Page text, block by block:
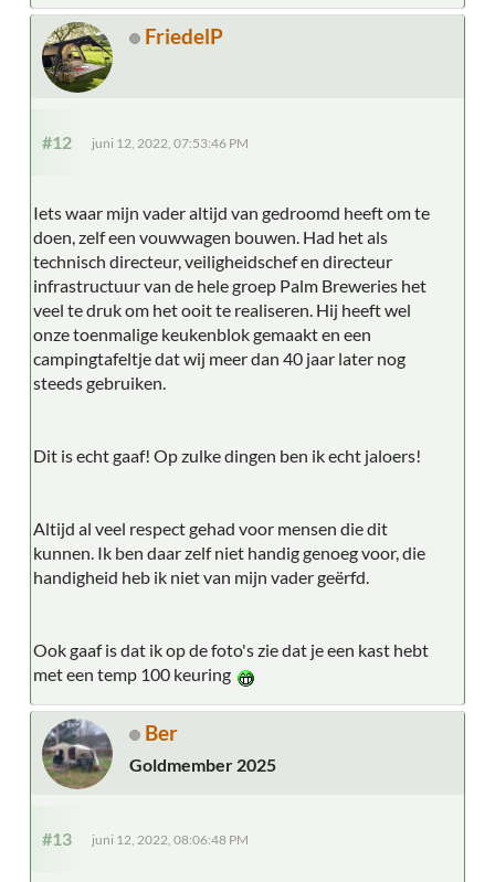
FriedelP
#12 juni 12, 2022, 07:53:46 PM
Iets waar mijn vader altijd van gedroomd heeft om te
doen, zelf een vouwwagen bouwen. Had het als
technisch directeur, veiligheidschef en directeur
infrastructuur van de hele groep Palm Breweries het
veel te druk om het ooit te realiseren. Hij heeft wel
onze toenmalige keukenblok gemaakt en een
campingtafeltje dat wij meer dan 40 jaar later nog
steeds gebruiken.
Dit is echt gaaf! Op zulke dingen ben ik echt jaloers!
Altijd al veel respect gehad voor mensen die dit
kunnen. Ik ben daar zelf niet handig genoeg voor, die
handigheid heb ik niet van mijn vader geërfd.
Ook gaaf is dat ik op de foto's zie dat je een kast hebt
met een temp 100 keuring
Ber
Goldmember 2025
#13 juni 12, 2022, 08:06:48 PM